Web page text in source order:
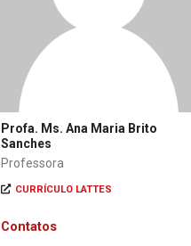
Profa. Ms. Ana Maria Brito
Sanches
Professora
CURRÍCULO LATTES
Contatos